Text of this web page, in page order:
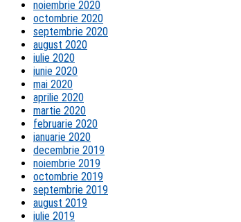
noiembrie 2020
octombrie 2020
septembrie 2020
august 2020
iulie 2020
iunie 2020
mai 2020
aprilie 2020
martie 2020
februarie 2020
ianuarie 2020
decembrie 2019
noiembrie 2019
octombrie 2019
septembrie 2019
august 2019
iulie 2019